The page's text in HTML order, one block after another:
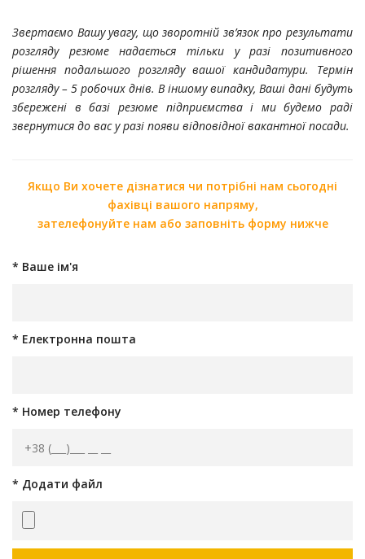
Звертаємо Вашу увагу, що зворотній зв’язок про результати
розгляду резюме надається тільки у разі позитивного
рішення подальшого розгляду вашої кандидатури. Термін
розгляду – 5 робочих днів. В іншому випадку, Ваші дані будуть
збережені в базі резюме підприємства і ми будемо раді
звернутися до вас у разі появи відповідної вакантної посади.
Якщо Ви хочете дізнатися чи потрібні нам сьогодні
фахівці вашого напряму,
зателефонуйте нам або заповніть форму нижче
* Ваше ім'я
* Електронна пошта
* Номер телефону
* Додати файл